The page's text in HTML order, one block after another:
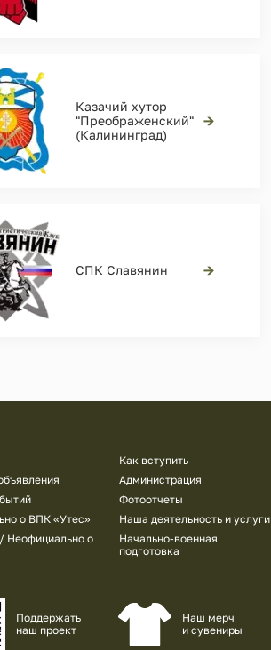
Казачий хутор
"Преображенский"
(Калининград)
→
СПК Славянин →
о ВПК «Утес»
Неофициально о
Как вступить
Администрация
Фотоотчеты
Наша деятельность и услуги
Начально-военная
подготовка
Поддержать
наш проект
Наш мерч
и сувениры